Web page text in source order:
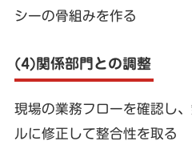
シーの骨組みを作る
(4)関係部門との調整
現場の業務フローを確認し
ルに修正して整合性を取る